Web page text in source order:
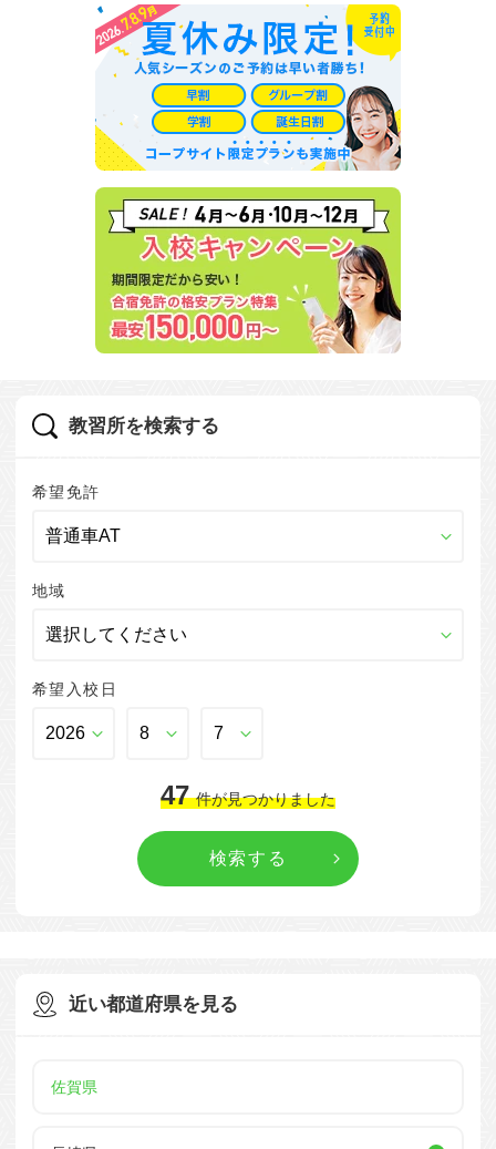
教習所を検索する
希望免許
地域
希望入校日
47 件が見つかりました
近い都道府県を見る
佐賀県